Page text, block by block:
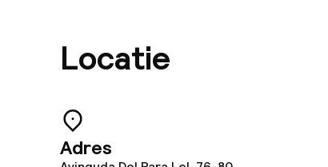
Locatie
Adres